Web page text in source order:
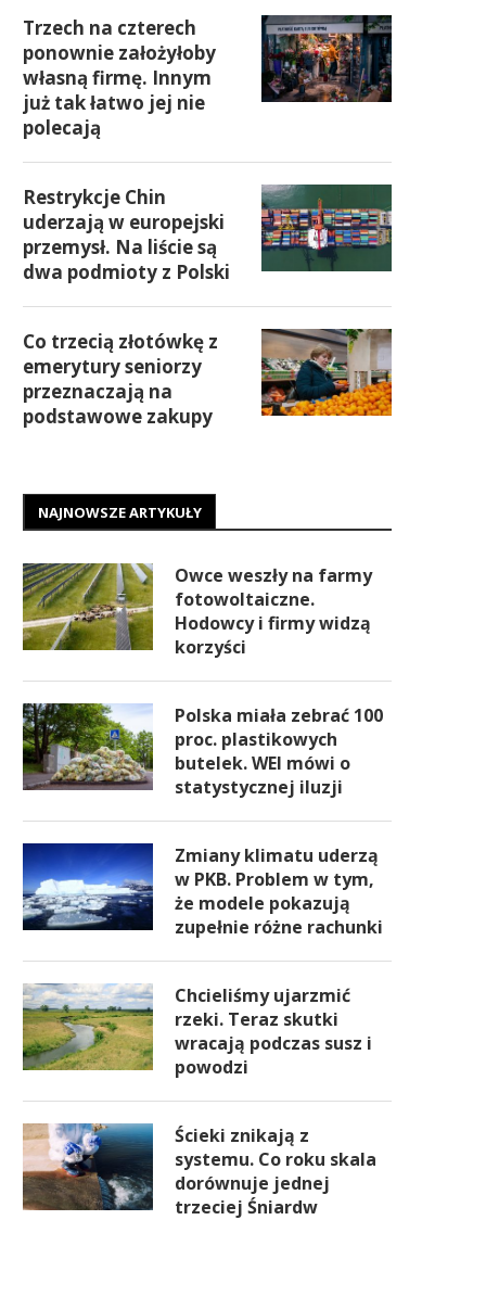
Trzech na czterech
ponownie założyłoby
własną firmę. Innym
już tak łatwo jej nie
polecają
Restrykcje Chin
uderzają w europejski
przemysł. Na liście są
dwa podmioty z Polski
Co trzecią złotówkę z
emerytury seniorzy
przeznaczają na
podstawowe zakupy
NAJNOWSZE ARTYKUŁY
Owce weszły na farmy
fotowoltaiczne.
Hodowcy i firmy widzą
korzyści
Polska miała zebrać 100
proc. plastikowych
butelek. WEI mówi o
statystycznej iluzji
Zmiany klimatu uderzą
w PKB. Problem w tym,
że modele pokazują
zupełnie różne rachunki
Chcieliśmy ujarzmić
rzeki. Teraz skutki
wracają podczas susz i
powodzi
Ścieki znikają z
systemu. Co roku skala
dorównuje jednej
trzeciej Śniardw